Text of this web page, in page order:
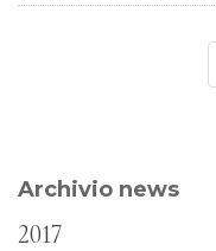
Archivio news
2017